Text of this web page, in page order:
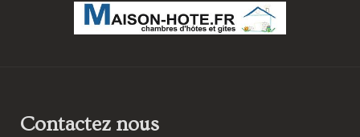
Contactez nous